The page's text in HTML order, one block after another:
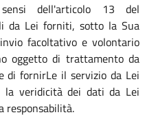
dell'articolo 13 del
da Lei forniti, sotto la Sua
facoltativo e volontario
oggetto di trattamento da
di fornirLe il servizio da Lei
la veridicità dei dati da Lei
responsabilità.